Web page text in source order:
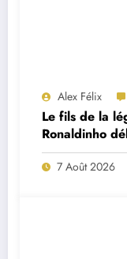
Alex Félix
Le fils de la
Ronaldinho
7 Août 2026